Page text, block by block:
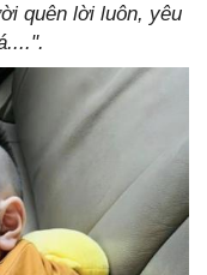
quên lời luôn, yêu